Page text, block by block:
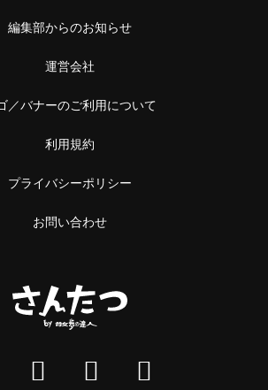
編集部からのお知らせ
運営会社
／バナーのご利用について
利用規約
プライバシーポリシー
お問い合わせ